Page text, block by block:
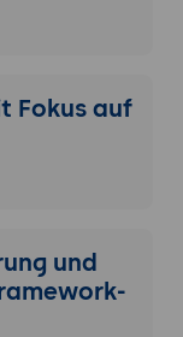
Fokus auf
und